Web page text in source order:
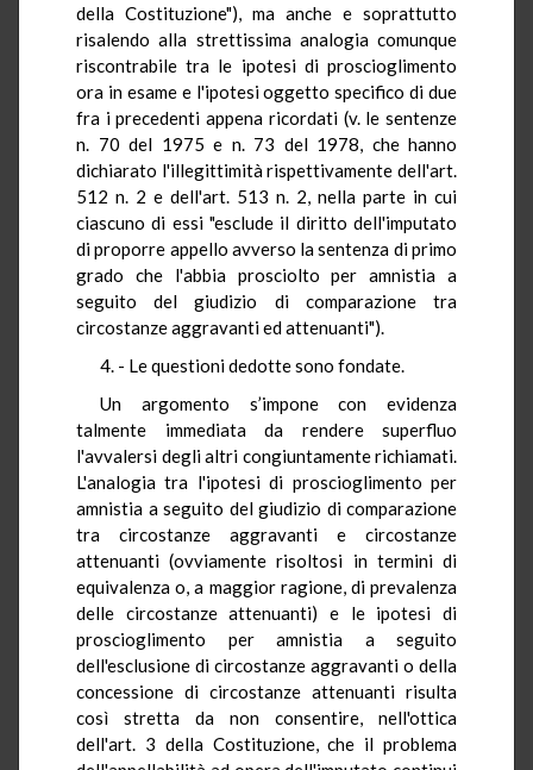
della Costituzione"), ma anche e soprattutto
risalendo alla strettissima analogia comunque
riscontrabile tra le ipotesi di proscioglimento
ora in esame e l'ipotesi oggetto specifico di due
fra i precedenti appena ricordati (v. le sentenze
n. 70 del 1975 e n. 73 del 1978, che hanno
dichiarato l'illegittimità rispettivamente dell'art.
512 n. 2 e dell'art. 513 n. 2, nella parte in cui
ciascuno di essi "esclude il diritto dell'imputato
di proporre appello avverso la sentenza di primo
grado che l'abbia prosciolto per amnistia a
seguito del giudizio di comparazione tra
circostanze aggravanti ed attenuanti").
4. - Le questioni dedotte sono fondate.
Un argomento s’impone con evidenza
talmente immediata da rendere superfluo
l'avvalersi degli altri congiuntamente richiamati.
L'analogia tra l'ipotesi di proscioglimento per
amnistia a seguito del giudizio di comparazione
tra circostanze aggravanti e circostanze
attenuanti (ovviamente risoltosi in termini di
equivalenza o, a maggior ragione, di prevalenza
delle circostanze attenuanti) e le ipotesi di
proscioglimento per amnistia a seguito
dell'esclusione di circostanze aggravanti o della
concessione di circostanze attenuanti risulta
così stretta da non consentire, nell'ottica
dell'art. 3 della Costituzione, che il problema